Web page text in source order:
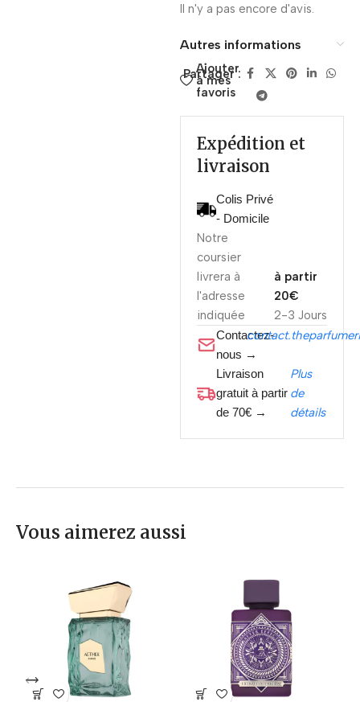
Il n'y a pas encore d'avis.
Autres informations
Ajouter
à mes
favoris
Partager :
Expédition et
livraison
Colis Privé
- Domicile
Notre
coursier
livrera à
l'adresse
indiquée
2-3 Jours
à partir
20€
Contactez-
nous →
Livraison
gratuit à partir
de 70€ →
Plus
de
détails
Vous aimerez aussi